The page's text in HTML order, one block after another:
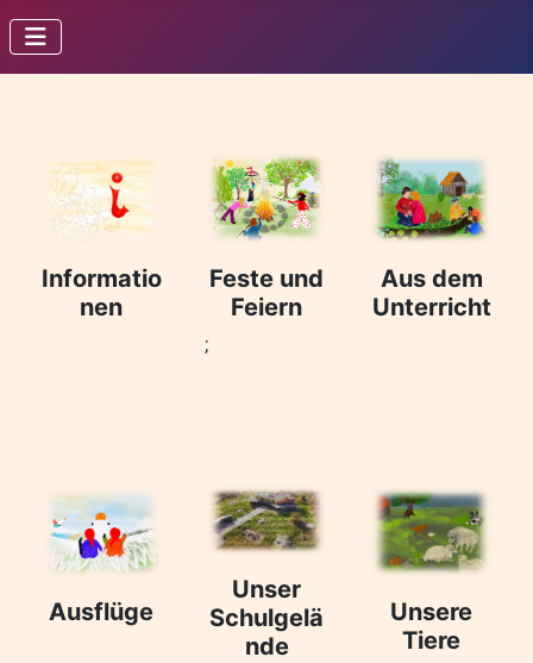
Informatio
nen
Feste und
Feiern
;
Aus dem
Unterricht
Ausflüge
Unser
Schulgelä
nde
Unsere
Tiere